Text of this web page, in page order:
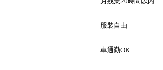
服装自由
車通勤OK